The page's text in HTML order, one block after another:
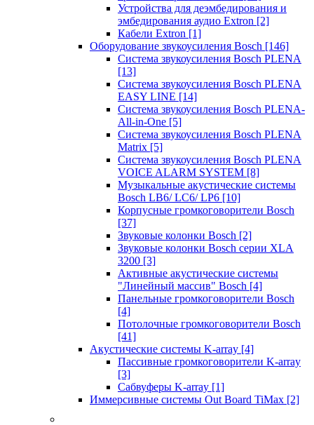
Устройства для деэмбедирования и
эмбедирования аудио Extron [2]
Кабели Extron [1]
Оборудование звукоусиления Bosch [146]
Система звукоусиления Bosch PLENA
[13]
Система звукоусиления Bosch PLENA
EASY LINE [14]
Система звукоусиления Bosch PLENA-
All-in-One [5]
Система звукоусиления Bosch PLENA
Matrix [5]
Система звукоусиления Bosch PLENA
VOICE ALARM SYSTEM [8]
Музыкальные акустические системы
Bosch LB6/ LC6/ LP6 [10]
Корпусные громкоговорители Bosch
[37]
Звуковые колонки Bosch [2]
Звуковые колонки Bosch серии XLA
3200 [3]
Активные акустические системы
"Линейный массив" Bosch [4]
Панельные громкоговорители Bosch
[4]
Потолочные громкоговорители Bosch
[41]
Акустические системы K-array [4]
Пассивные громкоговорители K-array
[3]
Сабвуферы K-array [1]
Иммерсивные системы Out Board TiMax [2]